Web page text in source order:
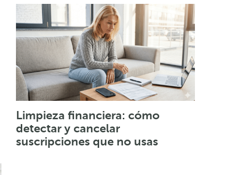
Limpieza financiera: cómo
detectar y cancelar
suscripciones que no usas